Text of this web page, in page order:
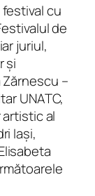
cu
de
juriul,
și
–
UNATC,
al
Iași,